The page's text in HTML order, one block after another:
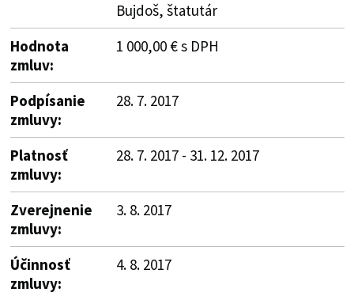
Bujdoš, štatutár
Hodnota
zmluv:
1 000,00 € s DPH
Podpísanie
zmluvy:
28. 7. 2017
Platnosť
zmluvy:
28. 7. 2017 - 31. 12. 2017
Zverejnenie
zmluvy:
3. 8. 2017
Účinnosť
zmluvy:
4. 8. 2017